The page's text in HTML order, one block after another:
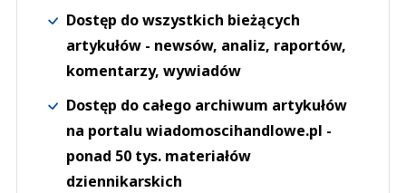
Dostęp do wszystkich bieżących
artykułów - newsów, analiz, raportów,
komentarzy, wywiadów
Dostęp do całego archiwum artykułów
na portalu wiadomoscihandlowe.pl -
ponad 50 tys. materiałów
dziennikarskich